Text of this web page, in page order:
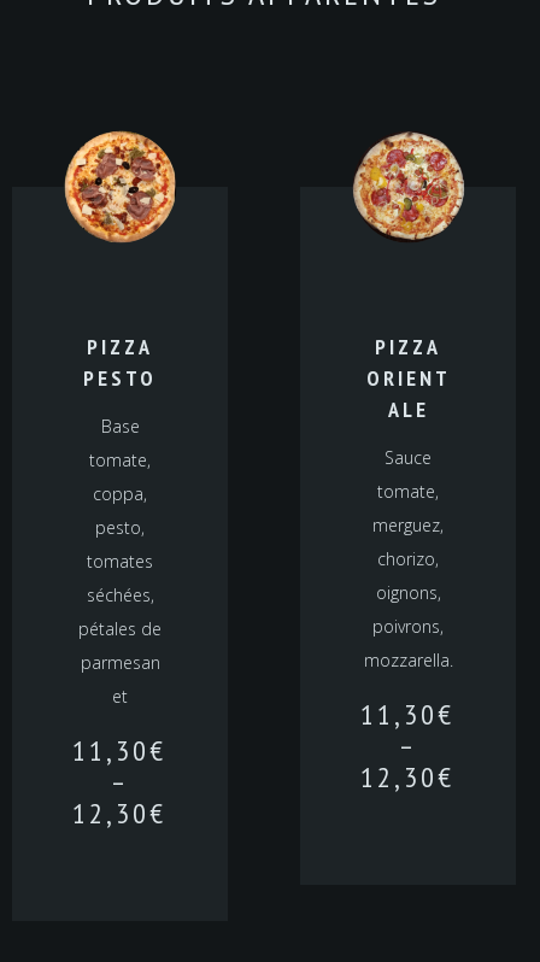
PIZZA
PESTO
Base
tomate,
coppa,
pesto,
tomates
séchées,
pétales de
parmesan
et
11,30€
–
12,30€
PIZZA
ORIENT
ALE
Sauce
tomate,
merguez,
chorizo,
oignons,
poivrons,
mozzarella.
11,30€
–
12,30€